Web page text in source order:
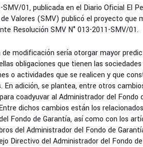
01, publicada en el Diario Oficial El
Valores (SMV) publicó el proyecto que
Resolución SMV N° 013-2011-SMV/01.
modificación sería otorgar mayor
obligaciones que tienen las
o actividades que se realicen y que
adición, se plantea, entre otros
coadyuvar al Administrador del Fondo
dichos cambios están los
Fondo de Garantía, así como con los
del Administrador del Fondo de
Directivo del Administrador del Fondo